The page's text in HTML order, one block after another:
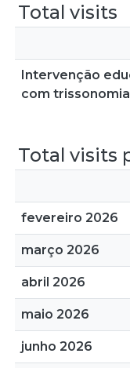
Total visits
Intervenção
com trissonomia
Total visits
fevereiro 2026
março 2026
abril 2026
maio 2026
junho 2026